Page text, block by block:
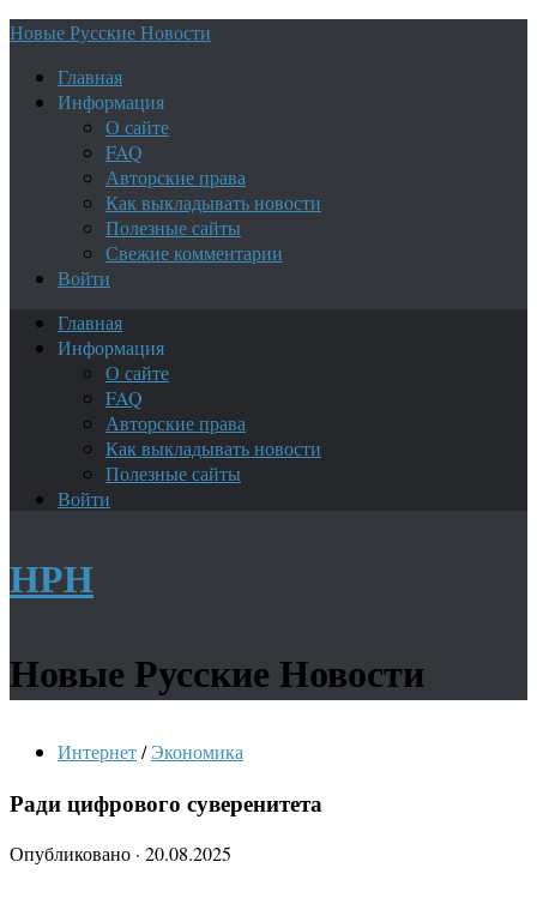
Новые Русские Новости
Главная
Информация
О сайте
FAQ
Авторские права
Как выкладывать новости
Полезные сайты
Свежие комментарии
Войти
Главная
Информация
О сайте
FAQ
Авторские права
Как выкладывать новости
Полезные сайты
Войти
НРН
Новые Русские Новости
Интернет/ Экономика
Ради цифрового суверенитета
Опубликовано · 20.08.2025